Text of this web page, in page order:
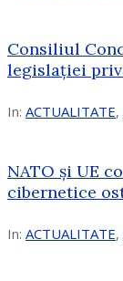
Consiliul
legislației
In: ACTUALITATE,
NATO și UE
cibernetice
In: ACTUALITATE,